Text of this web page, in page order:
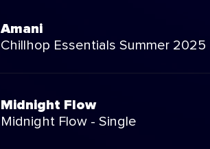
Amani
Chillhop Essentials Summer 2025
Midnight Flow
Midnight Flow - Single